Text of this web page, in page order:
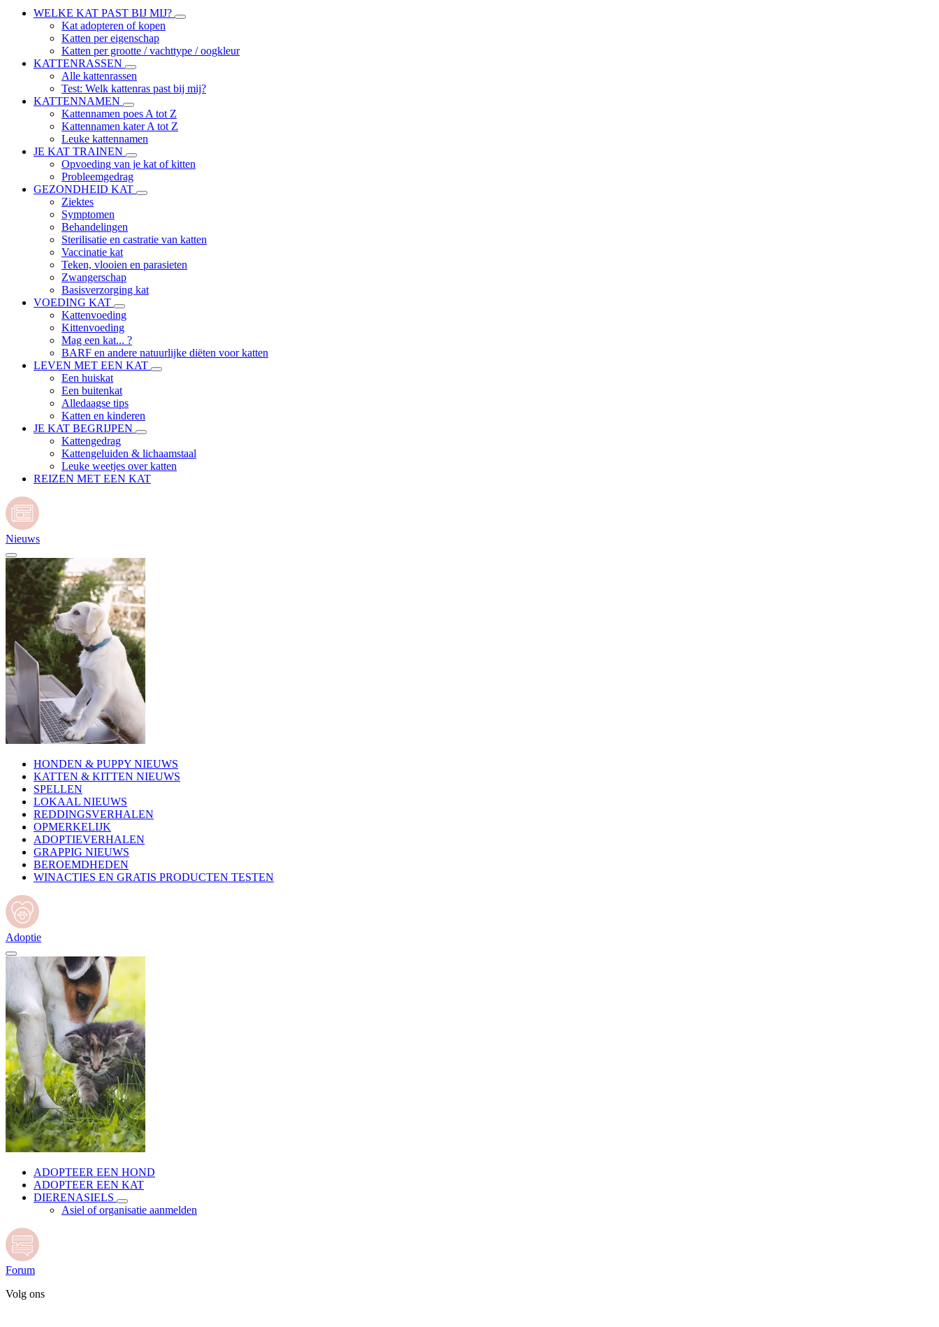
WELKE KAT PAST BIJ MIJ?
Kat adopteren of kopen
Katten per eigenschap
Katten per grootte / vachttype / oogkleur
KATTENRASSEN
Alle kattenrassen
Test: Welk kattenras past bij mij?
KATTENNAMEN
Kattennamen poes A tot Z
Kattennamen kater A tot Z
Leuke kattennamen
JE KAT TRAINEN
Opvoeding van je kat of kitten
Probleemgedrag
GEZONDHEID KAT
Ziektes
Symptomen
Behandelingen
Sterilisatie en castratie van katten
Vaccinatie kat
Teken, vlooien en parasieten
Zwangerschap
Basisverzorging kat
VOEDING KAT
Kattenvoeding
Kittenvoeding
Mag een kat... ?
BARF en andere natuurlijke diëten voor katten
LEVEN MET EEN KAT
Een huiskat
Een buitenkat
Alledaagse tips
Katten en kinderen
JE KAT BEGRIJPEN
Kattengedrag
Kattengeluiden & lichaamstaal
Leuke weetjes over katten
REIZEN MET EEN KAT
Nieuws
HONDEN & PUPPY NIEUWS
KATTEN & KITTEN NIEUWS
SPELLEN
LOKAAL NIEUWS
REDDINGSVERHALEN
OPMERKELIJK
ADOPTIEVERHALEN
GRAPPIG NIEUWS
BEROEMDHEDEN
WINACTIES EN GRATIS PRODUCTEN TESTEN
Adoptie
ADOPTEER EEN HOND
ADOPTEER EEN KAT
DIERENASIELS
Asiel of organisatie aanmelden
Forum
Volg ons